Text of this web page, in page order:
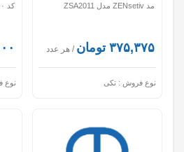
مد ZENsetiv مدل ZSA2011
۳۷۵,۳۷۵ تومان / هر عدد
نوع فروش : تکی
کد ۳۷۶۰
نوع